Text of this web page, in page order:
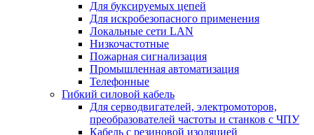
Для буксируемых цепей
Для искробезопасного применения
Локальные сети LAN
Низкочастотные
Пожарная сигнализация
Промышленная автоматизация
Телефонные
Гибкий силовой кабель
Для серводвигателей, электромоторов,
преобразователей частоты и станков с ЧПУ
Кабель с резиновой изоляцией